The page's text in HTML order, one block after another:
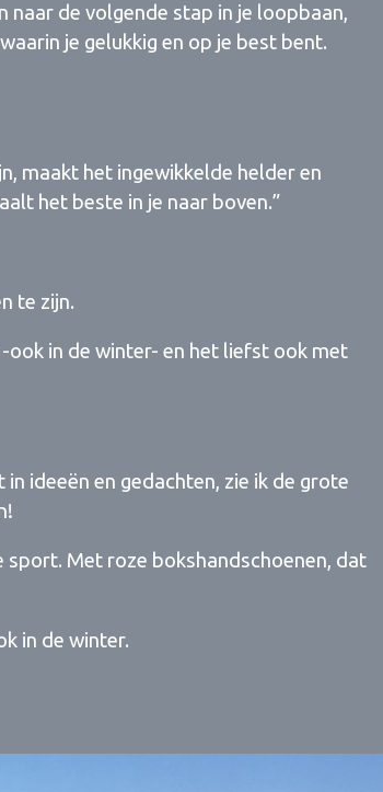
naar de volgende stap in je loopbaan,
je gelukkig en op je best bent.
maakt het ingewikkelde helder en
het beste in je naar boven.”
te zijn.
in de winter- en het liefst ook met
ideeën en gedachten, zie ik de grote
Met roze bokshandschoenen, dat
in de winter.